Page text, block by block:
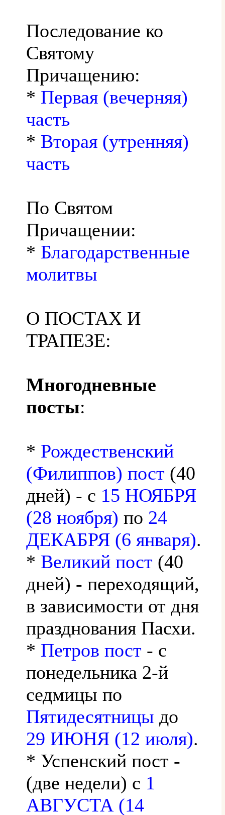
Последование ко
Святому
Причащению:
* Первая (вечерняя)
часть
* Вторая (утренняя)
часть
По Святом
Причащении:
* Благодарственные
молитвы
О ПОСТАХ И
ТРАПЕЗЕ:
Многодневные
посты:
* Рождественский
(Филиппов) пост (40
дней) - с 15 НОЯБРЯ
(28 ноября) по 24
ДЕКАБРЯ (6 января).
* Великий пост (40
дней) - переходящий,
в зависимости от дня
празднования Пасхи.
* Петров пост - с
понедельника 2-й
седмицы по
Пятидесятницы до
29 ИЮНЯ (12 июля).
* Успенский пост -
(две недели) с 1
АВГУСТА (14